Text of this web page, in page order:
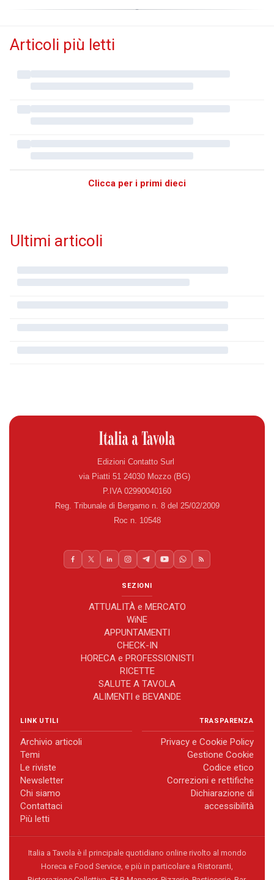
Articoli più letti
Clicca per i primi dieci
Ultimi articoli
Edizioni Contatto Surl
via Piatti 51 24030 Mozzo (BG)
P.IVA 02990040160
Reg. Tribunale di Bergamo n. 8 del 25/02/2009
Roc n. 10548
SEZIONI
ATTUALITÀ e MERCATO
WiNE
APPUNTAMENTI
CHECK-IN
HORECA e PROFESSIONISTI
RICETTE
SALUTE A TAVOLA
ALIMENTI e BEVANDE
LINK UTILI
Archivio articoli
Temi
Le riviste
Newsletter
Chi siamo
Contattaci
Più letti
TRASPARENZA
Privacy e Cookie Policy
Gestione Cookie
Codice etico
Correzioni e rettifiche
Dichiarazione di
accessibilità
Italia a Tavola è il principale quotidiano online rivolto al mondo
Horeca e Food Service, e più in particolare a Ristoranti,